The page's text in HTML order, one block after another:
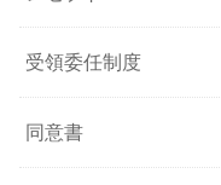
受領委任制度
同意書